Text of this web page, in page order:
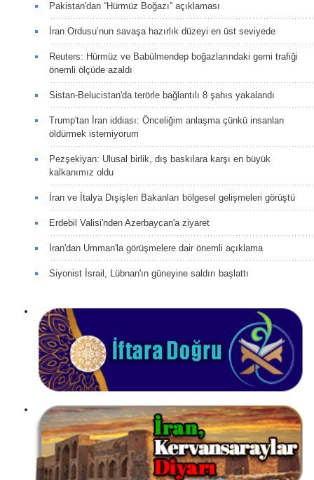
Pakistan'dan “Hürmüz Boğazı” açıklaması
İran Ordusu’nun savaşa hazırlık düzeyi en üst seviyede
Reuters: Hürmüz ve Babülmendep boğazlarındaki gemi trafiği
önemli ölçüde azaldı
Sistan-Belucistan'da terörle bağlantılı 8 şahıs yakalandı
Trump'tan İran iddiası: Önceliğim anlaşma çünkü insanları
öldürmek istemiyorum
Pezşekiyan: Ulusal birlik, dış baskılara karşı en büyük
kalkanımız oldu
İran ve İtalya Dışişleri Bakanları bölgesel gelişmeleri görüştü
Erdebil Valisi'nden Azerbaycan'a ziyaret
İran'dan Umman'la görüşmelere dair önemli açıklama
Siyonist İsrail, Lübnan'ın güneyine saldırı başlattı